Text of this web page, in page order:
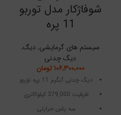
شوفاژکار مدل توربو
11 پره
سیستم های گرمایشی, دیگ,
دیگ چدنی
۱۰۶,۳۰۰,۰۰۰ تومان
دیگ چدنی آبگرم 11 پره توربو
ظرفیت 379,000 کیلوکالری
سه پاس حرارتی